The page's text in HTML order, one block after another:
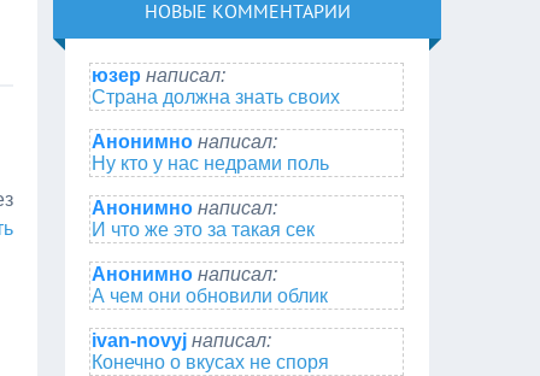
НОВЫЕ КОММЕНТАРИИ
юзер написал:
Страна должна знать своих
Анонимно написал:
Ну кто у нас недрами поль
Анонимно написал:
И что же это за такая сек
Анонимно написал:
А чем они обновили облик
ivan-novyj написал:
Конечно о вкусах не споря